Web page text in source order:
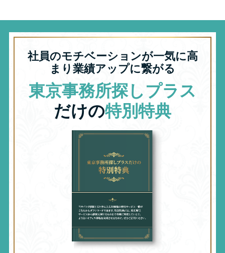
社員のモチベーションが一気に高
まり業績アップに繋がる
東京事務所探しプラス
だけの特別特典